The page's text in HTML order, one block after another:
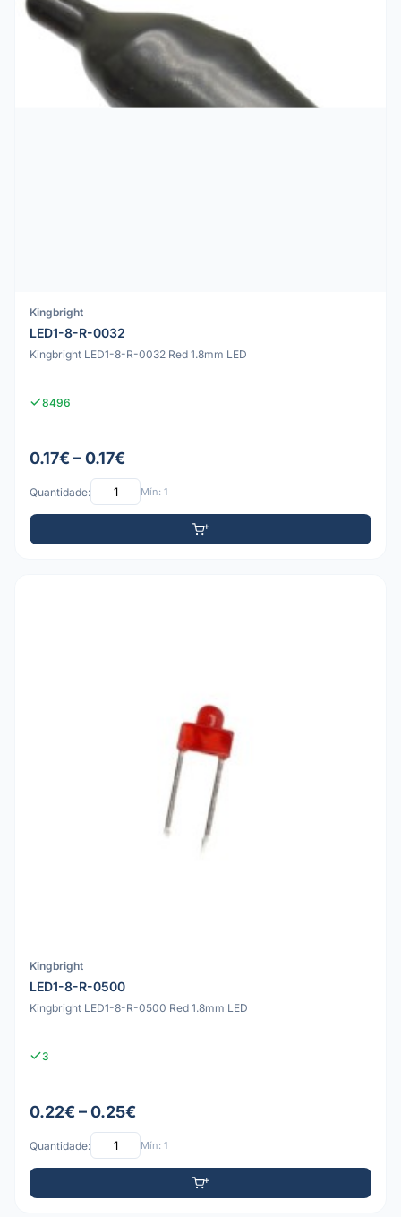
Kingbright
LED1-8-R-0032
Kingbright LED1-8-R-0032 Red 1.8mm LED
8496
0.17€ – 0.17€
Quantidade: Mín: 1
Kingbright
LED1-8-R-0500
Kingbright LED1-8-R-0500 Red 1.8mm LED
3
0.22€ – 0.25€
Quantidade: Mín: 1